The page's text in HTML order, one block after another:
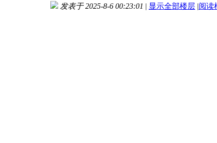
发表于 2025-8-6 00:23:01 | 显示全部楼层 |阅读